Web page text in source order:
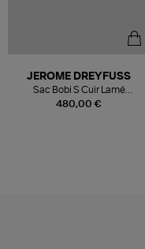
480,00 €
JEROME DREYFUSS
Sac Bobi S Cuir Lamé
Champagne